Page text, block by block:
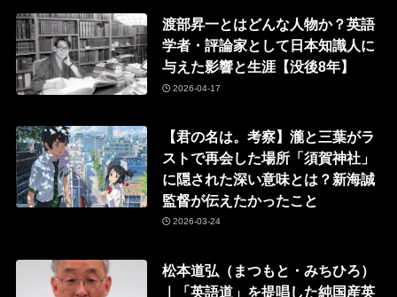
渡部昇一とはどんな人物か？英語
学者・評論家として日本知識人に
与えた影響と生涯【没後8年】
2026-04-17
【君の名は。考察】瀧と三葉がラ
ストで再会した場所「須賀神社」
に隠された深い意味とは？新海誠
監督が伝えたかったこと
2026-03-24
松本道弘（まつもと・みちひろ）
｜「英語道」を提唱した純国産英